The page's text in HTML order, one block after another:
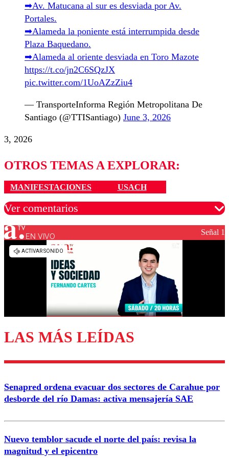
➡Av. Matucana al sur es desviada por Av.
Portales.
➡Alameda la poniente está interrumpida desde
Plaza Baquedano.
➡Alameda al oriente desviada en Toro Mazote
https://t.co/jn2C6SQzJX
pic.twitter.com/1UoAZzZiu4
— TransporteInforma Región Metropolitana De
Santiago (@TTISantiago) June 3, 2026
3, 2026
OTROS TEMAS A EXPLORAR:
MANIFESTACIONES USACH
Ver comentarios
Los comentarios son moderados para garantizar un
diálogo respetuoso.
Enviar comentario
EN VIVO Señal 1
LAS MÁS LEÍDAS
Senapred ordena evacuar dos sectores de Carahue por
desborde del río Damas: activa mensajería SAE
Nuevo temblor sacude el norte del país: revisa la
magnitud y el epicentro